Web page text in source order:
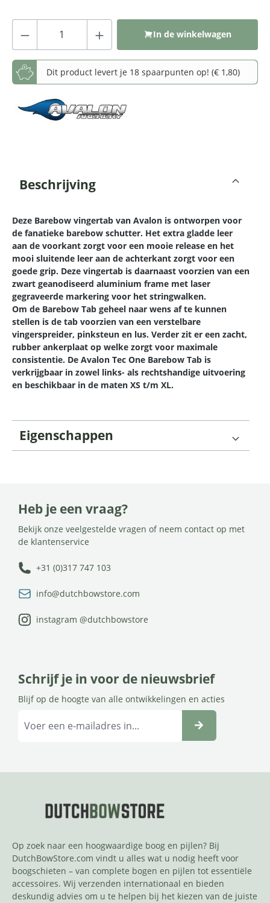
Producthoeveelheid: Voer de
In de winkelwagen
Dit product levert je 18 spaarpunten op! (€ 1,80)
Beschrijving
Deze Barebow vingertab van Avalon is ontworpen voor
de fanatieke barebow schutter. Het extra gladde leer
aan de voorkant zorgt voor een mooie release en het
mooi sluitende leer aan de achterkant zorgt voor een
goede grip. Deze vingertab is daarnaast voorzien van een
zwart geanodiseerd aluminium frame met laser
gegraveerde markering voor het stringwalken.
Om de Barebow Tab geheel naar wens af te kunnen
stellen is de tab voorzien van een verstelbare
vingerspreider, pinksteun en lus. Verder zit er een zacht,
rubber ankerplaat op welke zorgt voor maximale
consistentie. De Avalon Tec One Barebow Tab is
verkrijgbaar in zowel links- als rechtshandige uitvoering
en beschikbaar in de maten XS t/m XL.
Eigenschappen
Heb je een vraag?
Bekijk onze veelgestelde vragen of neem contact op met
de klantenservice
+31 (0)317 747 103
info@dutchbowstore.com
instagram @dutchbowstore
Schrijf je in voor de nieuwsbrief
Blijf op de hoogte van alle ontwikkelingen en acties
Op zoek naar een hoogwaardige boog en pijlen? Bij
DutchBowStore.com vindt u alles wat u nodig heeft voor
boogschieten – van complete bogen en pijlen tot essentiële
accessoires. Wij verzenden internationaal en bieden
deskundig advies om u te helpen bij het kiezen van de juiste